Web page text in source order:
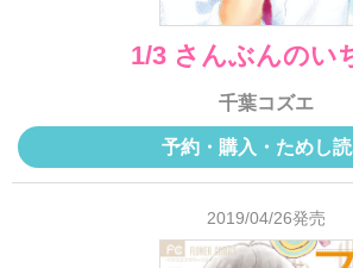
1/3 さんぶんのい
千葉コズエ
予約・購入・ためし
2019/04/26発売